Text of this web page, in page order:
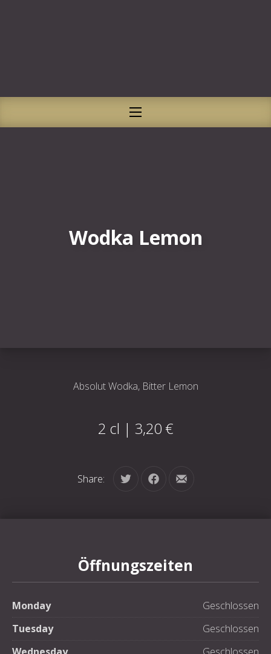
NAVIGATION
Wodka Lemon
Absolut Wodka, Bitter Lemon
2 cl | 3,20 €
Share: Tweet Share on Facebook
Share by Email
Öffnungszeiten
Monday
Geschlossen
Tuesday
Geschlossen